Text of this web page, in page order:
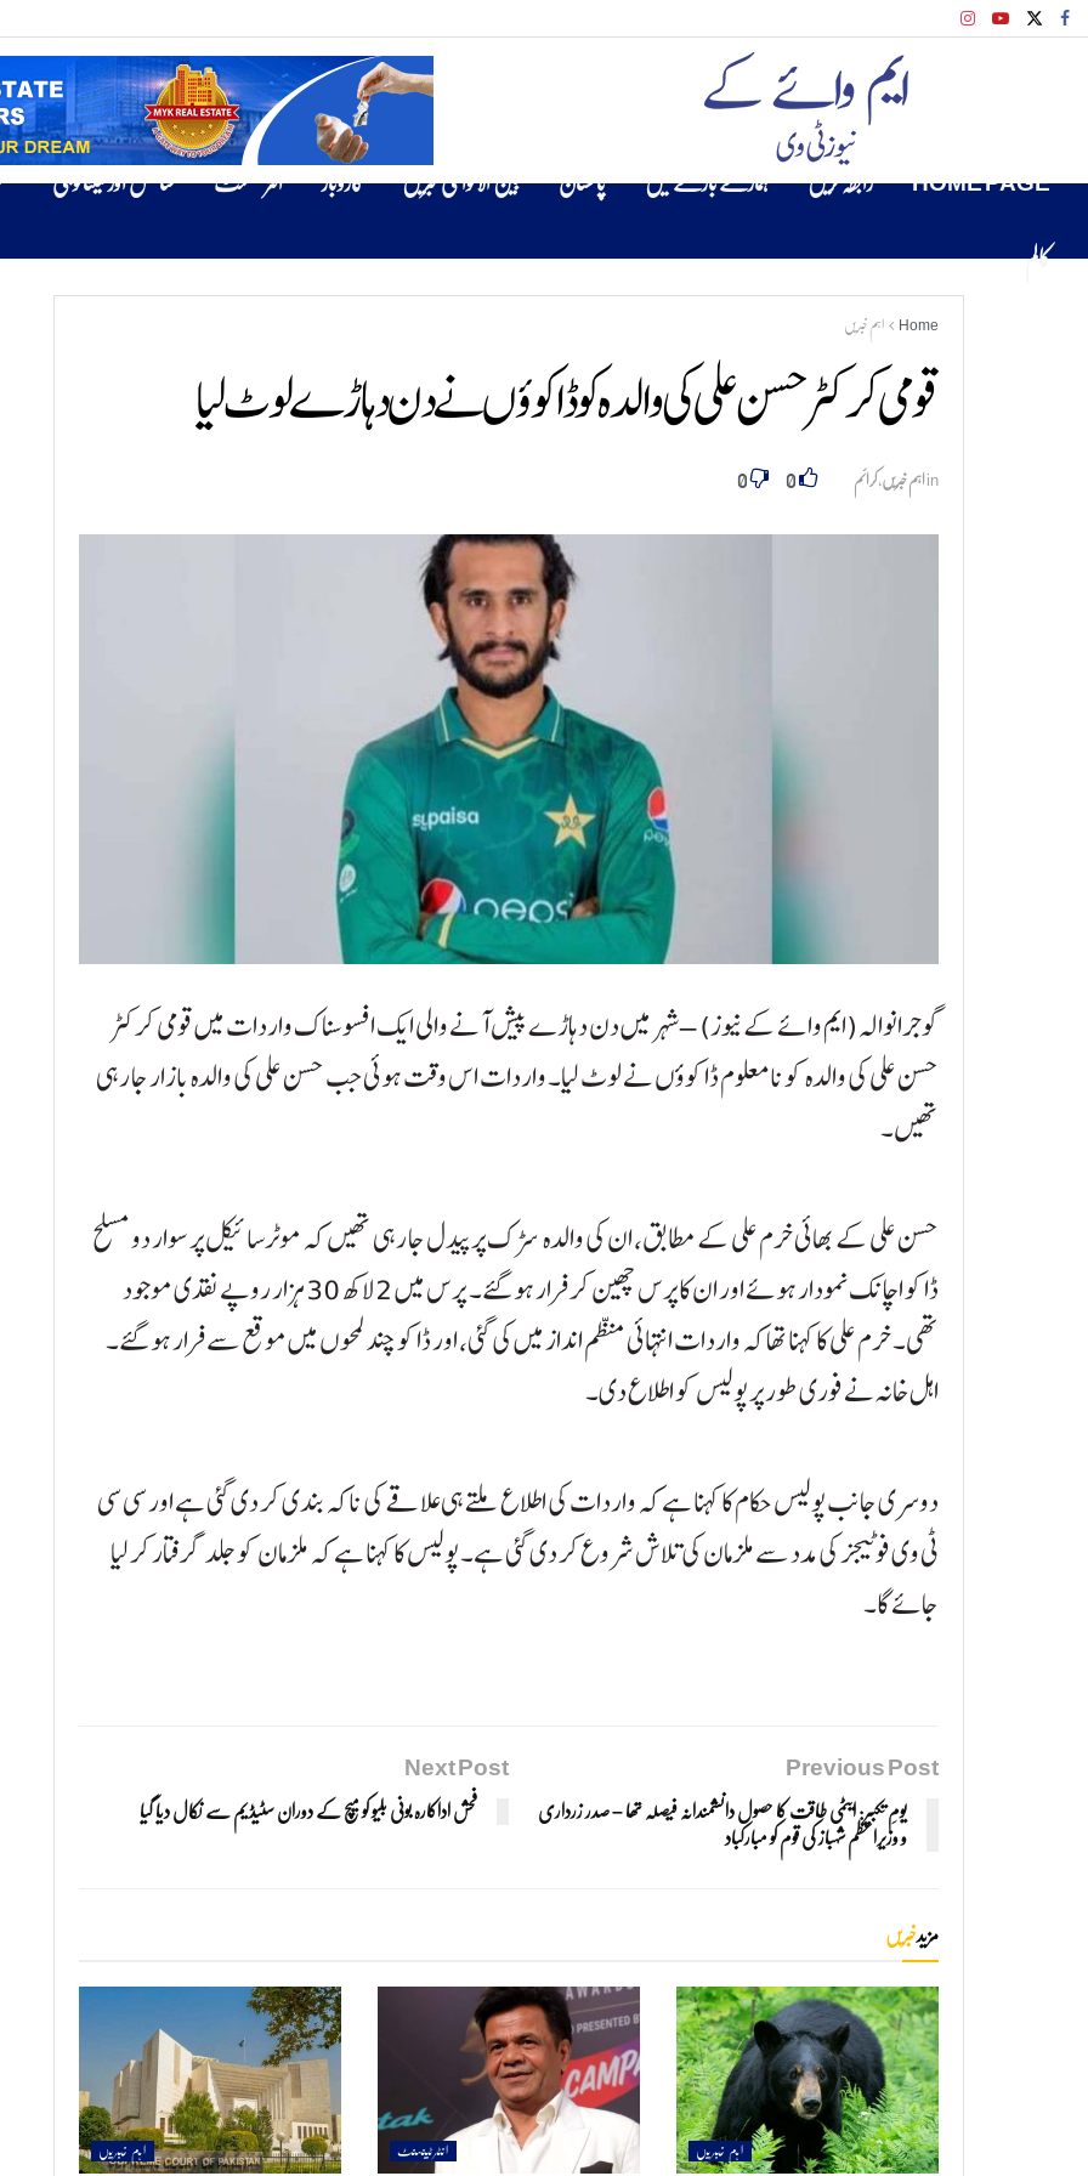
HOME PAGE رابطہ کریں ہمارے بارے میں پاکستان بین الاقوامی خبریں کاروبار انٹرٹینمنٹ سائنس اور ٹیکنالوجی
کالم
Home اہم خبریں
قومی کرکٹر حسن علی کی والدہ کو ڈاکوؤں نے دن دہاڑے لوٹ لیا
in اہم خبریں,کرائم 0
0
گوجرانوالہ (ایم وائے کے نیوز) – شہر میں دن دہاڑے پیش آنے والی ایک افسوسناک واردات میں قومی کرکٹر
حسن علی کی والدہ کو نامعلوم ڈاکوؤں نے لوٹ لیا۔ واردات اس وقت ہوئی جب حسن علی کی والدہ بازار جا رہی
تھیں۔
حسن علی کے بھائی خرم علی کے مطابق، ان کی والدہ سڑک پر پیدل جا رہی تھیں کہ موٹرسائیکل پر سوار دو مسلح
ڈاکو اچانک نمودار ہوئے اور ان کا پرس چھین کر فرار ہو گئے۔ پرس میں 2 لاکھ 30 ہزار روپے نقدی موجود
تھی۔ خرم علی کا کہنا تھا کہ واردات انتہائی منظم انداز میں کی گئی، اور ڈاکو چند لمحوں میں موقع سے فرار ہو گئے۔
اہل خانہ نے فوری طور پر پولیس کو اطلاع دی۔
دوسری جانب پولیس حکام کا کہنا ہے کہ واردات کی اطلاع ملتے ہی علاقے کی ناکہ بندی کر دی گئی ہے اور سی سی
ٹی وی فوٹیجز کی مدد سے ملزمان کی تلاش شروع کر دی گئی ہے۔ پولیس کا کہنا ہے کہ ملزمان کو جلد گرفتار کر لیا
جائے گا۔
Previous Post
یومِ تکبیر: ایٹمی طاقت کا حصول دانشمندانہ فیصلہ تھا – صدر زرداری
و وزیراعظم شہباز کی قوم کو مبارکباد
Next Post
فحش اداکارہ بونی بلیو کو میچ کے دوران سٹیڈیم سے نکال دیا گیا
مزیدخبریں
اہم خبریں انٹرٹینمنٹ اہم خبریں